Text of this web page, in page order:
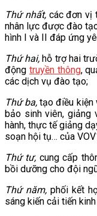
Thứ nhất,các đơn vị
nhân lực được đào
hình I và II đáp ứng
Thứ hai, hỗ trợ hai
động truyền thông,
các dịch vụ đào tạo;
Thứ ba, tạo điều kiện
bảo sinh viên, giảng
hành, thực tế giảng
soạn hội tụ… của
Thứ tư, cung cấp
bồi dưỡng cho đội
Thứ năm, phối kết
sáng kiến cải tiến